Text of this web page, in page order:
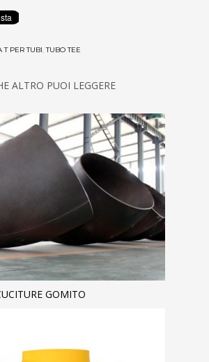
T PER TUBI,TUBO TEE
ALTRO PUOI LEGGERE
GOMITO